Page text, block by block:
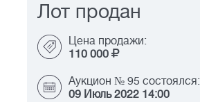
Лот продан
Цена продажи:
110 000
Аукцион № 95 состоялся:
09 Июль 2022 14:00